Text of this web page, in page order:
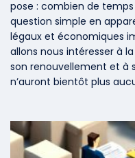
pose : combien de
question simple en
légaux et économiques
allons nous intéresser à
son renouvellement et à
n’auront bientôt plus